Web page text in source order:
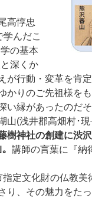
高惇忠
学んだこ
の基本
深くか
が行動・変革を肯
かりのご先祖様を
い縁があったのだ
山(浅井郡高畑村･
樹神社の創建に渋
講師の言葉に『納
定文化財の仏教美
り、その魅力をた